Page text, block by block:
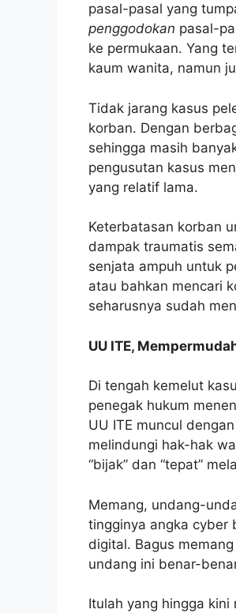
pasal-pasal yang
penggodokan pasal-
ke permukaan. Yang
kaum wanita, namun
Tidak jarang kasus
korban. Dengan
sehingga masih
pengusutan kasus
yang relatif lama.
Keterbatasan korban
dampak traumatis
senjata ampuh untuk
atau bahkan mencari
seharusnya sudah
UU ITE,
Di tengah kemelut
penegak hukum
UU ITE muncul
melindungi hak-hak
“bijak” dan “tepat”
Memang, undang-
tingginya angka cyber
digital. Bagus
undang ini benar-
Itulah yang hingga